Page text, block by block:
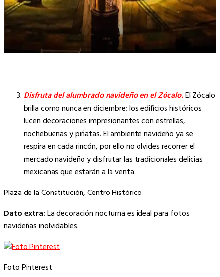
Disfruta del alumbrado navideño en el Zócalo.El Zócalo
brilla como nunca en diciembre; los edificios históricos
lucen decoraciones impresionantes con estrellas,
nochebuenas y piñatas. El ambiente navideño ya se
respira en cada rincón, por ello no olvides recorrer el
mercado navideño y disfrutar las tradicionales delicias
mexicanas que estarán a la venta.
Plaza de la Constitución, Centro Histórico
Dato extra:La decoración nocturna es ideal para fotos
navideñas inolvidables.
Foto Pinterest